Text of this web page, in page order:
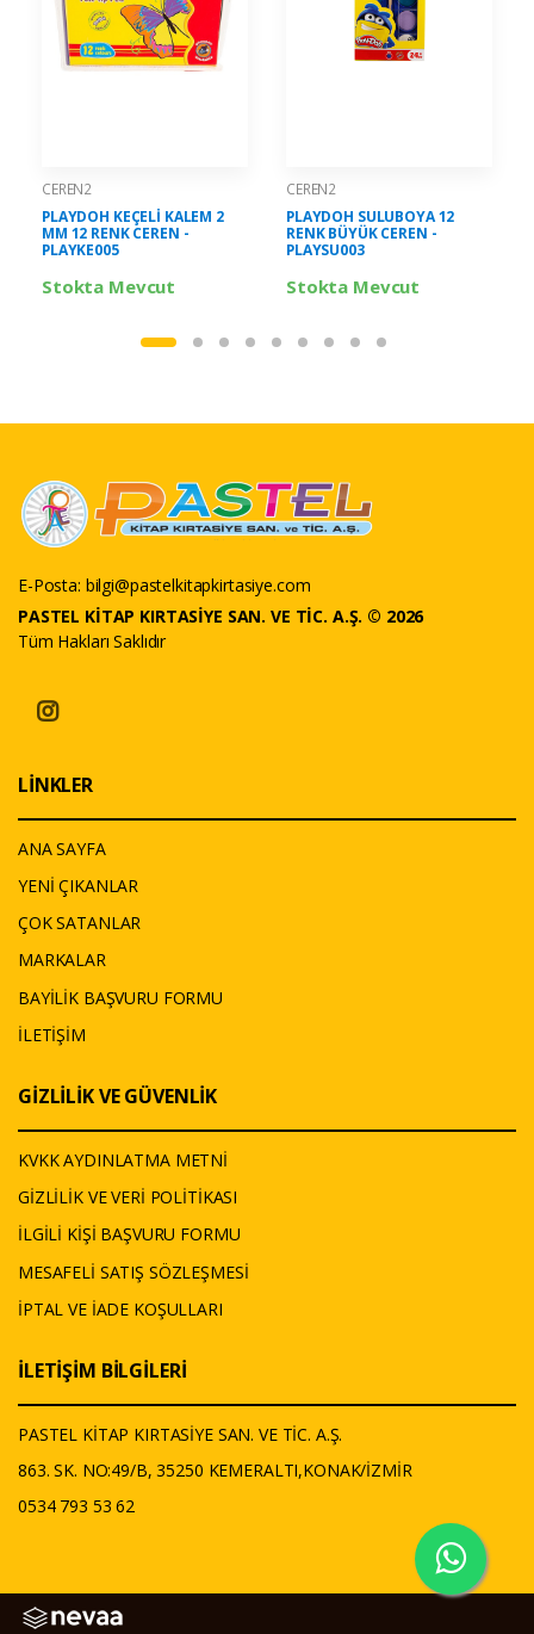
CEREN2
PLAYDOH KEÇELİ KALEM 2
MM 12 RENK CEREN -
PLAYKE005
Stokta Mevcut
CEREN2
PLAYDOH SULUBOYA 12
RENK BÜYÜK CEREN -
PLAYSU003
Stokta Mevcut
E-Posta: bilgi@pastelkitapkirtasiye.com
PASTEL KİTAP KIRTASİYE SAN. VE TİC. A.Ş. © 2026
Tüm Hakları Saklıdır
LİNKLER
ANA SAYFA
YENİ ÇIKANLAR
ÇOK SATANLAR
MARKALAR
BAYİLİK BAŞVURU FORMU
İLETİŞİM
GİZLİLİK VE GÜVENLİK
KVKK AYDINLATMA METNİ
GİZLİLİK VE VERİ POLİTİKASI
İLGİLİ KİŞİ BAŞVURU FORMU
MESAFELİ SATIŞ SÖZLEŞMESİ
İPTAL VE İADE KOŞULLARI
İLETİŞİM BİLGİLERİ
PASTEL KİTAP KIRTASİYE SAN. VE TİC. A.Ş.
863. SK. NO:49/B, 35250 KEMERALTI,KONAK/İZMİR
0534 793 53 62